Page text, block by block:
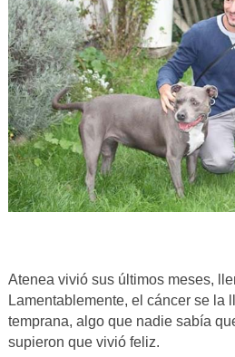
Atenea vivió sus últimos meses,
Lamentablemente, el cáncer se la
temprana, algo que nadie sabía
supieron que vivió feliz.